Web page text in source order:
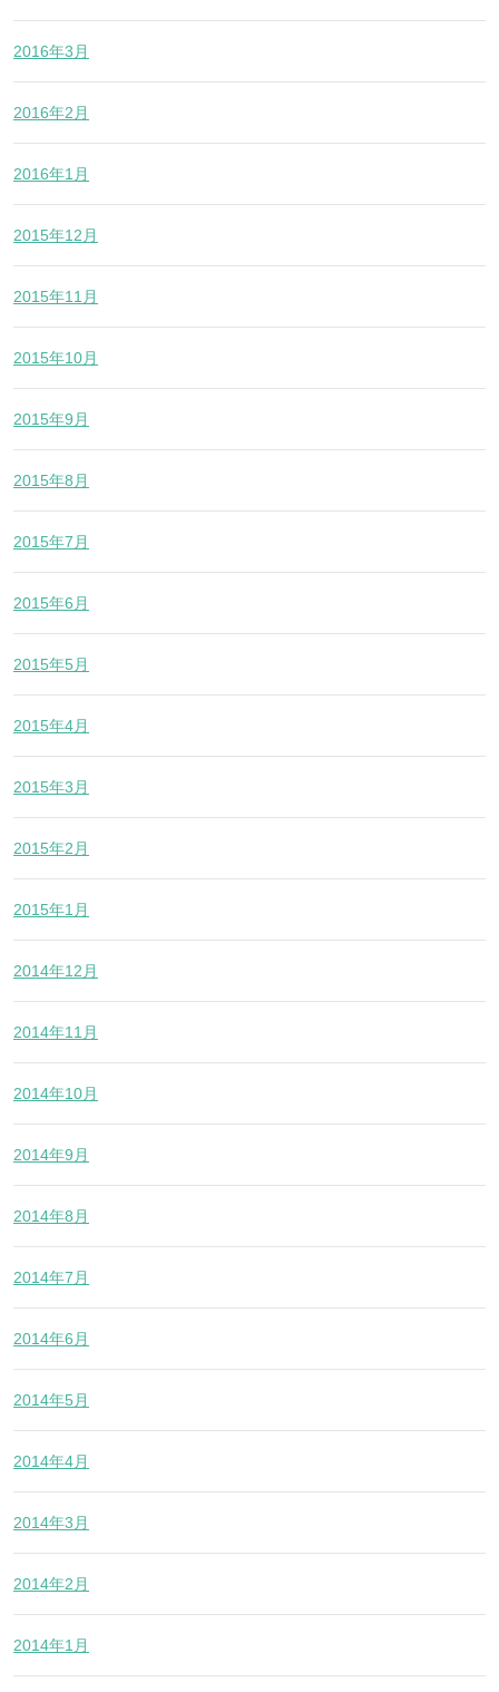
2016年3月
2016年2月
2016年1月
2015年12月
2015年11月
2015年10月
2015年9月
2015年8月
2015年7月
2015年6月
2015年5月
2015年4月
2015年3月
2015年2月
2015年1月
2014年12月
2014年11月
2014年10月
2014年9月
2014年8月
2014年7月
2014年6月
2014年5月
2014年4月
2014年3月
2014年2月
2014年1月